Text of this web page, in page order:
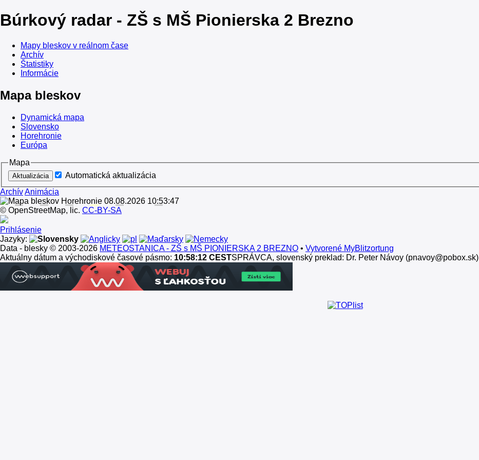
Búrkový radar - ZŠ s MŠ Pionierska 2 Brezno
Mapy bleskov v reálnom čase
Archív
Štatistiky
Informácie
Mapa bleskov
Dynamická mapa
Slovensko
Horehronie
Európa
Mapa
Automatická aktualizácia
ArchívAnimácia
© OpenStreetMap, lic. CC-BY-SA
Prihlásenie
Jazyky:
Data - blesky © 2003-2026 METEOSTANICA - ZŠ s MŠ PIONIERSKA 2 BREZNO • Vytvorené MyBlitzortung
Aktuálny dátum a východiskové časové pásmo: 10:58:12 CESTSPRÁVCA, slovenský preklad: Dr. Peter Návoy (pnavoy@pobox.sk)